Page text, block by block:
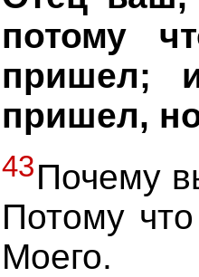
потому
пришел;
пришел,
43Почему
Потому
Моего.